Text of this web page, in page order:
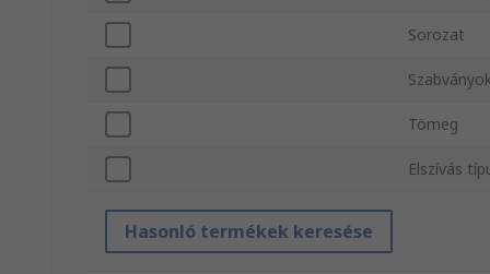
Sorozat
Tömeg
Elszívás
Hasonló termékek keresése